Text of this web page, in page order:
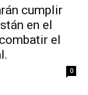
cumplir
en el
el
0